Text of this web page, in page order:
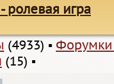
ролевая игра
(4933) ▪
(15) ▪